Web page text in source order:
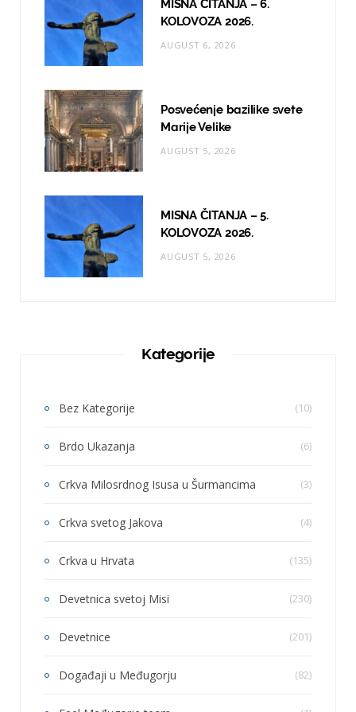
MISNA ČITANJA – 6.
KOLOVOZA 2026.
AUGUST 6, 2026
Posvećenje bazilike svete
Marije Velike
AUGUST 5, 2026
MISNA ČITANJA – 5.
KOLOVOZA 2026.
AUGUST 5, 2026
Kategorije
Bez Kategorije (10)
Brdo Ukazanja (6)
Crkva Milosrdnog Isusa u Šurmancima (3)
Crkva svetog Jakova (4)
Crkva u Hrvata (135)
Devetnica svetoj Misi (230)
Devetnice (201)
Događaji u Međugorju (82)